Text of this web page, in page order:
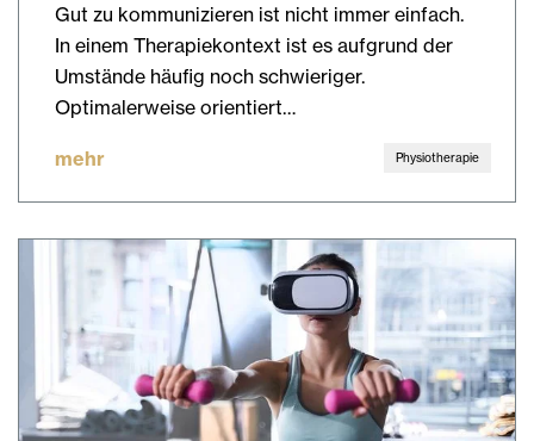
Gut zu kommunizieren ist nicht immer einfach.
In einem Therapiekontext ist es aufgrund der
Umstände häufig noch schwieriger.
Optimalerweise orientiert…
mehr Physiotherapie